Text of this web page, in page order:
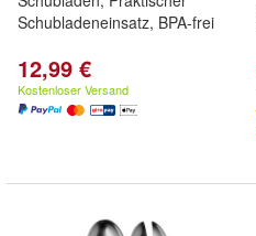
Schubladeneinsatz, BPA-frei
12,99 €
Kostenloser Versand